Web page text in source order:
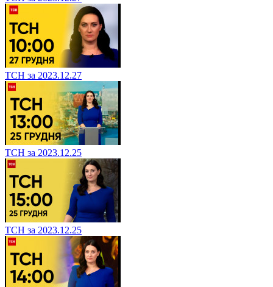
ТСН за 2023.12.27
ТСН за 2023.12.25
ТСН за 2023.12.25